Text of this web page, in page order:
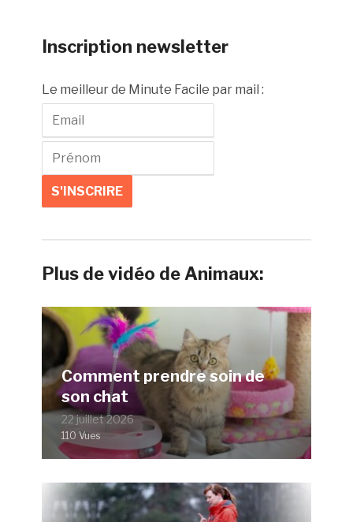
Inscription newsletter
Le meilleur de Minute Facile par mail :
Plus de vidéo de Animaux:
Comment prendre soin de
son chat
22 juillet 2026
110 Vues